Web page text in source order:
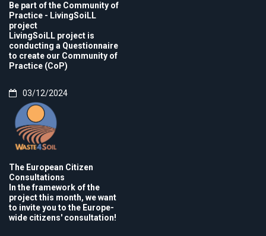
Be part of the Community of
Practice - LivingSoiLL
project
LivingSoiLL project is
conducting a Questionnaire
to create our Community of
Practice (CoP)
03/12/2024
The European Citizen
Consultations
In the framework of the
project this month, we want
to invite you to the Europe-
wide citizens' consultation!